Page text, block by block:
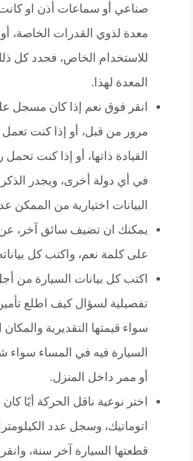
صناعي أو سماعات أذن او كانت
معدة لذوي القدرات الخاصة،
للاستخدام الخاص، فحدد كل
المعدة لهذا.
انقر فوق نعم إذا كان مسجل
مرور من قبل، أو إذا كنت
القيادة ذاتها، أو إذا كنت
في أي دولة أخرى، ويجدر
البيانات اختيارية من الممكن
يمكنك ان تضيف سائق آخر، عن
على كلمة نعم، واكتب كل
اكتب كل بيانات السيارة من
تفصيلية لسؤال كيف اطلع
سواء قيمتها التقديرية
السيارة فيه في المساء سواء
أو ممر داخل المنزل.
اختر نوعية ناقل الحركة أيًا
اتوماتيك، وسجل عدد
قطعتها السيارة آخر سنة،